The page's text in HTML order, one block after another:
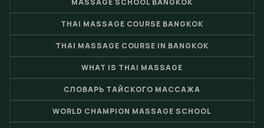
MASSAGE SCHOOL BANGKOK
THAI MASSAGE COURSE BANGKOK
THAI MASSAGE COURSE IN BANGKOK
WHAT IS THAI MASSAGE
СЛОВАРЬ ТАЙСКОГО МАССАЖА
WORLD CHAMPION MASSAGE SCHOOL